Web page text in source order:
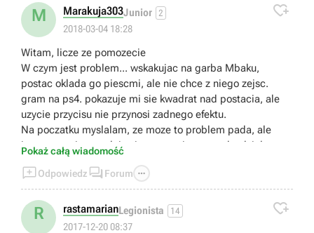
M Marakuja303Junior 2
2018-03-04 18:28

Witam, licze ze pomozecie
W czym jest problem... wskakujac na garba Mbaku,
postac oklada go piescmi, ale nie chce z niego zejsc.
gram na ps4. pokazuje mi sie kwadrat nad postacia, ale
uzycie przycisu nie przynosi zadnego efektu.
Na poczatku myslalam, ze moze to problem pada, ale
inne postaci normalnie sie poruszaja. wszystko dziala cacy
poki nie dosiąde zmutowanego czlegoryla.
Czy to moze byc wina gry? Plyty? jakies pomysly?
Pokaż całą wiadomość
Odpowiedz  Forum 
R rastamarianLegionista 14
2017-12-20 08:37
